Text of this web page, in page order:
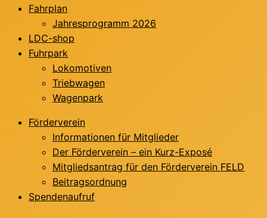
Fahrplan
Jahresprogramm 2026
LDC-shop
Fuhrpark
Lokomotiven
Triebwagen
Wagenpark
Förderverein
Informationen für Mitglieder
Der Förderverein – ein Kurz-Exposé
Mitgliedsantrag für den Förderverein FELD
Beitragsordnung
Spendenaufruf